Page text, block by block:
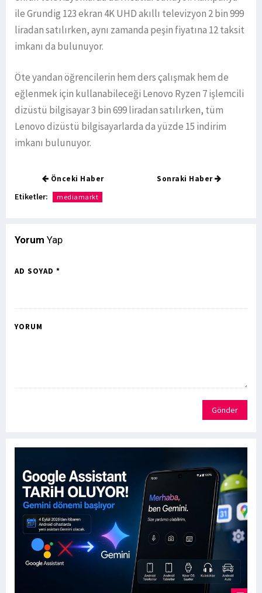
ile Grundig 123 ekran 4K UHD akıllı televizyon 2 bin 999
liradan satılırken, aynı zamanda peşin fiyatına 12 taksit
imkanı da bulunuyor.
Öte yandan öğrencilerin hem ders çalışmak hem de
eğlenmek için kullanabileceği Lenovo Ryzen 7 işlemcili
dizüstü bilgisayar 3 bin 699 liradan satılırken, tüm
Lenovo dizüstü bilgisayarlarda da yüzde 15 indirim
imkanı bulunuyor.
Önceki Haber Sonraki Haber
Etiketler: mediamarkt
Yorum Yap
AD SOYAD *
YORUM
Gönder